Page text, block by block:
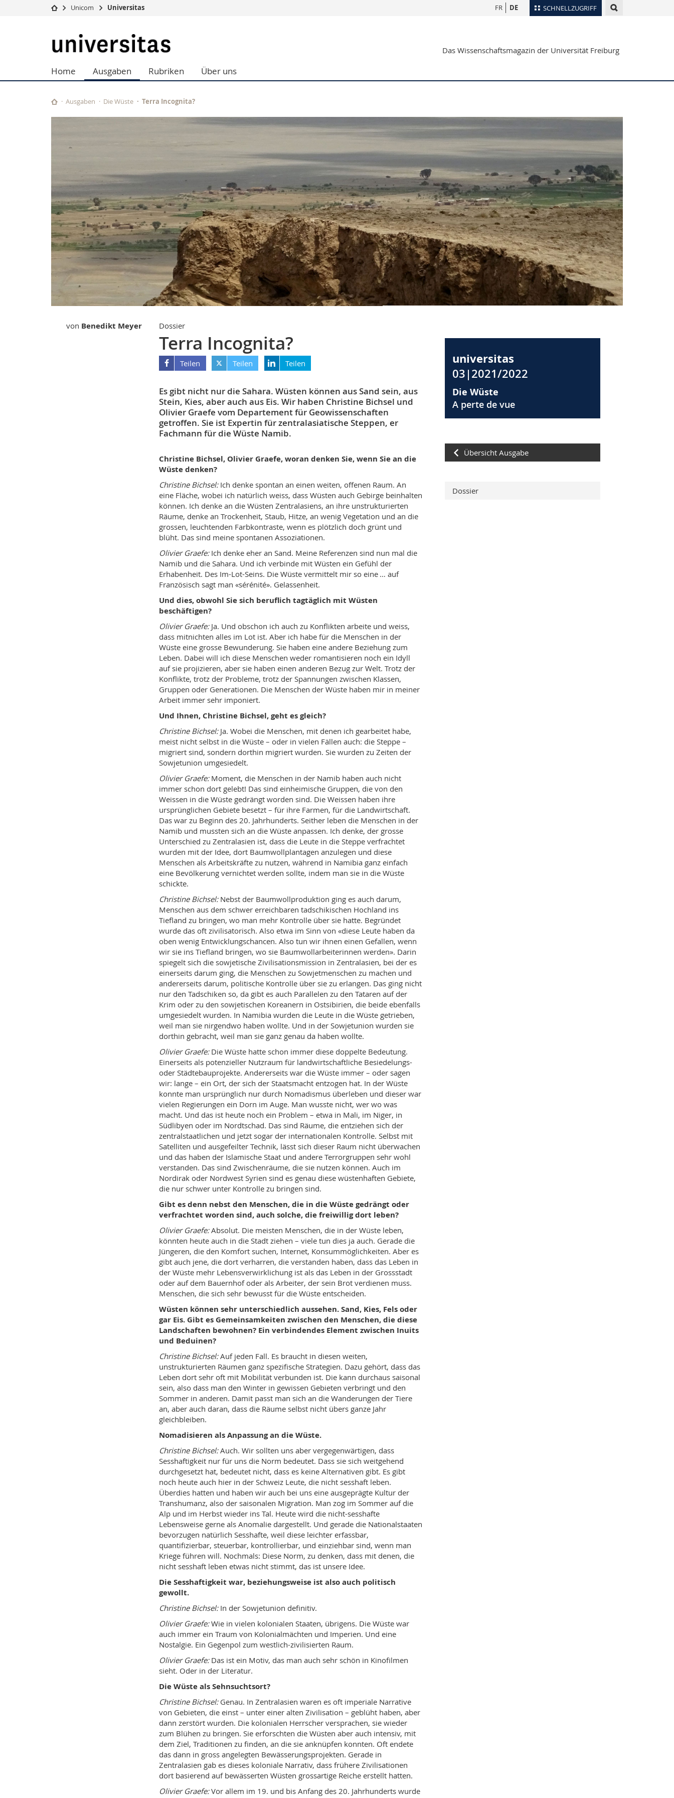
SCHNELLZUGRIFF
Universität
Studium
Forschung
Universität
Fakultäten
Theologische Fak.
Wirtschafts- und Sozialwissenschaftliche Fak.
Philosophische Fak.
Math.-Nat. und Med. Fak.
Studieninteressierte
Forschende
Ortsplan
Webmail
FR DE
Unicom Universitas
Universitas Das Wissenschaftsmagazin der Universität Freiburg
Home Ausgaben Rubriken Über uns
Ausgaben Die Wüste Terra Incognita?
von Benedikt Meyer Dossier
Terra Incognita?
Teilen Teilen Teilen
Es gibt nicht nur die Sahara. Wüsten können aus Sand sein, aus
Stein, Kies, aber auch aus Eis. Wir haben Christine Bichsel und
Olivier Graefe vom Departement für Geowissenschaften
getroffen. Sie ist Expertin für zentralasiatische Steppen, er
Fachmann für die Wüste Namib.
Christine Bichsel, Olivier Graefe, woran denken Sie, wenn Sie an die
Wüste denken?
Christine Bichsel:Ich denke spontan an einen weiten, offenen Raum. An
eine Fläche, wobei ich natürlich weiss, dass Wüsten auch Gebirge beinhalten
können. Ich denke an die Wüsten Zentralasiens, an ihre unstrukturierten
Räume, denke an Trockenheit, Staub, Hitze, an wenig Vegetation und an die
grossen, leuchtenden Farbkontraste, wenn es plötzlich doch grünt und
blüht. Das sind meine spontanen Assoziationen.
Olivier Graefe:Ich denke eher an Sand. Meine Referenzen sind nun mal die
Namib und die Sahara. Und ich verbinde mit Wüsten ein Gefühl der
Erhabenheit. Des Im-Lot-Seins. Die Wüste vermittelt mir so eine … auf
Französisch sagt man «sérénité». Gelassenheit.
Und dies, obwohl Sie sich beruflich tagtäglich mit Wüsten
beschäftigen?
Olivier Graefe:Ja. Und obschon ich auch zu Konflikten arbeite und weiss,
dass mitnichten alles im Lot ist. Aber ich habe für die Menschen in der
Wüste eine grosse Bewunderung. Sie haben eine andere Beziehung zum
Leben. Dabei will ich diese Menschen weder romantisieren noch ein Idyll
auf sie projizieren, aber sie haben einen anderen Bezug zur Welt. Trotz der
Konflikte, trotz der Probleme, trotz der Spannungen zwischen Klassen,
Gruppen oder Generationen. Die Menschen der Wüste haben mir in meiner
Arbeit immer sehr imponiert.
Und Ihnen, Christine Bichsel, geht es gleich?
Christine Bichsel:Ja. Wobei die Menschen, mit denen ich gearbeitet habe,
meist nicht selbst in die Wüste – oder in vielen Fällen auch: die Steppe –
migriert sind, sondern dorthin migriert wurden. Sie wurden zu Zeiten der
Sowjet­union umgesiedelt.
Olivier Graefe: Moment, die Menschen in der Namib haben auch nicht
immer schon dort gelebt! Das sind einheimische Gruppen, die von den
Weissen in die Wüste gedrängt worden sind. Die Weissen haben ihre
ursprünglichen Gebiete besetzt – für ihre Farmen, für die Landwirtschaft.
Das war zu Beginn des 20. Jahrhunderts. Seither leben die Menschen in der
Namib und mussten sich an die Wüste anpassen. Ich denke, der grosse
Unterschied zu Zentralasien ist, dass die Leute in die Steppe verfrachtet
wurden mit der Idee, dort Baumwollplantagen anzulegen und diese
Menschen als Arbeitskräfte zu nutzen, während in Namibia ganz einfach
eine Bevölkerung vernichtet werden sollte, indem man sie in die Wüste
schickte.
Christine Bichsel:Nebst der Baumwollproduktion ging es auch darum,
Menschen aus dem schwer erreichbaren tadschikischen Hochland ins
Tiefland zu bringen, wo man mehr Kontrolle über sie hatte. Begründet
wurde das oft zivilisatorisch. Also etwa im Sinn von «diese Leute haben da
oben wenig Entwicklungschancen. Also tun wir ihnen einen Gefallen, wenn
wir sie ins Tiefland bringen, wo sie Baumwollarbeiterinnen werden». Darin
spiegelt sich die sowjetische Zivilisationsmission in Zentralasien, bei der es
einerseits darum ging, die Menschen zu Sowjetmenschen zu machen und
andererseits darum, politische Kontrolle über sie zu erlangen. Das ging nicht
nur den Tadschiken so, da gibt es auch Parallelen zu den Tataren auf der
Krim oder zu den sowjetischen Koreanern in Ostsibirien, die beide ebenfalls
umgesiedelt wurden. In Namibia wurden die Leute in die Wüste getrieben,
weil man sie nirgendwo haben wollte. Und in der Sowjetunion wurden sie
dorthin gebracht, weil man sie ganz genau da haben wollte.
Olivier Graefe:Die Wüste hatte schon immer diese doppelte Bedeutung.
Einerseits als potenzieller Nutzraum für landwirtschaftliche Besiedelungs-
oder Städtebauprojekte. Andererseits war die Wüste immer – oder sagen
wir: lange – ein Ort, der sich der Staatsmacht entzogen hat. In der Wüste
konnte man ursprünglich nur durch Nomadismus überleben und dieser war
vielen Regierungen ein Dorn im Auge. Man wusste nicht, wer wo was
macht. Und das ist heute noch ein Problem – etwa in Mali, im Niger, in
Südlibyen oder im Nordtschad. Das sind Räume, die entziehen sich der
zentralstaatlichen und jetzt sogar der internationalen Kontrolle. Selbst mit
Satelliten und ausgefeilter Technik, lässt sich dieser Raum nicht überwachen
und das haben der Islamische Staat und andere Terrorgruppen sehr wohl
verstanden. Das sind Zwischenräume, die sie nutzen können. Auch im
Nordirak oder Nordwest Syrien sind es genau diese wüstenhaften Gebiete,
die nur schwer unter Kontrolle zu bringen sind.
Gibt es denn nebst den Menschen, die in die Wüste gedrängt oder
verfrachtet worden sind, auch solche, die freiwillig dort leben?
Olivier Graefe:Absolut. Die meisten Menschen, die in der Wüste leben,
könnten heute auch in die Stadt ziehen – viele tun dies ja auch. Gerade die
Jüngeren, die den Komfort suchen, Internet, Konsummöglichkeiten. Aber es
gibt auch jene, die dort verharren, die verstanden haben, dass das Leben in
der Wüste mehr Lebensverwirklichung ist als das Leben in der Grossstadt
oder auf dem Bauernhof oder als Arbeiter, der sein Brot verdienen muss.
Menschen, die sich sehr bewusst für die Wüste entscheiden.
Wüsten können sehr unterschiedlich aussehen. Sand, Kies, Fels oder
gar Eis. Gibt es Gemeinsamkeiten zwischen den Menschen, die diese
Landschaften bewohnen? Ein verbindendes Element zwischen Inuits
und Beduinen?
Christine Bichsel:Auf jeden Fall. Es braucht in diesen weiten,
unstrukturierten Räumen ganz spezifische Strategien. Dazu gehört, dass das
Leben dort sehr oft mit Mobilität verbunden ist. Die kann durchaus saisonal
sein, also dass man den Winter in gewissen Gebieten verbringt und den
Sommer in anderen. Damit passt man sich an die Wanderungen der Tiere
an, aber auch daran, dass die Räume selbst nicht übers ganze Jahr
gleichbleiben.
Nomadisieren als Anpassung an die Wüste.
Christine Bichsel:Auch. Wir sollten uns aber vergegenwärtigen, dass
Sesshaftigkeit nur für uns die Norm bedeutet. Dass sie sich weitgehend
durchgesetzt hat, bedeutet nicht, dass es keine Alternativen gibt. Es gibt
noch heute auch hier in der Schweiz Leute, die nicht sesshaft leben.
Überdies hatten und haben wir auch bei uns eine ausgeprägte Kultur der
Transhumanz, also der saisonalen Migration. Man zog im Sommer auf die
Alp und im Herbst wieder ins Tal. Heute wird die nicht-sesshafte
Lebensweise gerne als Anomalie dargestellt. Und gerade die Nationalstaaten
bevorzugen natürlich Sesshafte, weil diese leichter erfassbar,
quantifizierbar, steuerbar, kontrollierbar, und einziehbar sind, wenn man
Kriege führen will. Nochmals: Diese Norm, zu denken, dass mit denen, die
nicht sesshaft leben etwas nicht stimmt, das ist unsere Idee.
Die Sesshaftigkeit war, beziehungsweise ist also auch politisch
gewollt.
Christine Bichsel:In der Sowjetunion definitiv.
Olivier Graefe:Wie in vielen kolonialen Staaten, übrigens. Die Wüste war
auch immer ein Traum von Kolonialmächten und Imperien. Und eine
Nostalgie. Ein Gegenpol zum westlich-zivilisierten Raum.
Olivier Graefe:Das ist ein Motiv, das man auch sehr schön in Kinofilmen
sieht. Oder in der Literatur.
Die Wüste als Sehnsuchtsort?
Christine Bichsel:Genau. In Zentralasien waren es oft imperiale Narrative
von Gebieten, die einst – unter einer alten Zivilisation – geblüht haben, aber
dann zerstört wurden. Die kolonialen Herrscher versprachen, sie wieder
zum Blühen zu bringen. Sie erforschten die Wüsten aber auch intensiv, mit
dem Ziel, Traditionen zu finden, an die sie anknüpfen konnten. Oft endete
das dann in gross angelegten Bewässerungsprojekten. Gerade in
Zentralasien gab es dieses koloniale Narrativ, dass frühere Zivilisationen
dort basierend auf bewässerten Wüsten grossartige Reiche erstellt hatten.
Olivier Graefe:Vor allem im 19. und bis Anfang des 20. Jahrhunderts wurde
universitas
03|2021/2022
Die Wüste
A perte de vue
Übersicht Ausgabe
Dossier